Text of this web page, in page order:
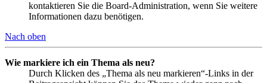
kontaktieren Sie die Board-Administration, wenn Sie weitere
Informationen dazu benötigen.
Nach oben
Wie markiere ich ein Thema als neu?
Durch Klicken des „Thema als neu markieren“-Links in der